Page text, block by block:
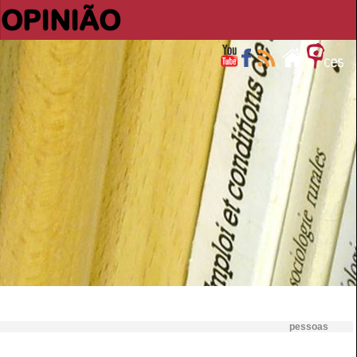
OPINIÃO
pessoas